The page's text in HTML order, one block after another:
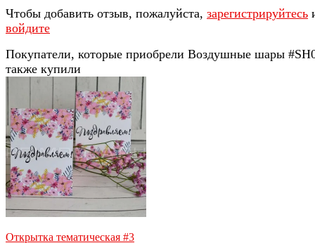
Чтобы добавить отзыв, пожалуйста, зарегистрируйтесь
войдите
Покупатели, которые приобрели Воздушные шары
также купили
Открытка тематическая #3